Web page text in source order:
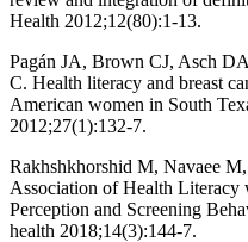
Health 2012;12(80):1-13.
Pagán JA, Brown CJ, Asch
C. Health literacy and breast
American women in South
2012;27(1):132-7.
Rakhshkhorshid M, Navaee
Association of Health Literacy
Perception and Screening
health 2018;14(3):144-7.